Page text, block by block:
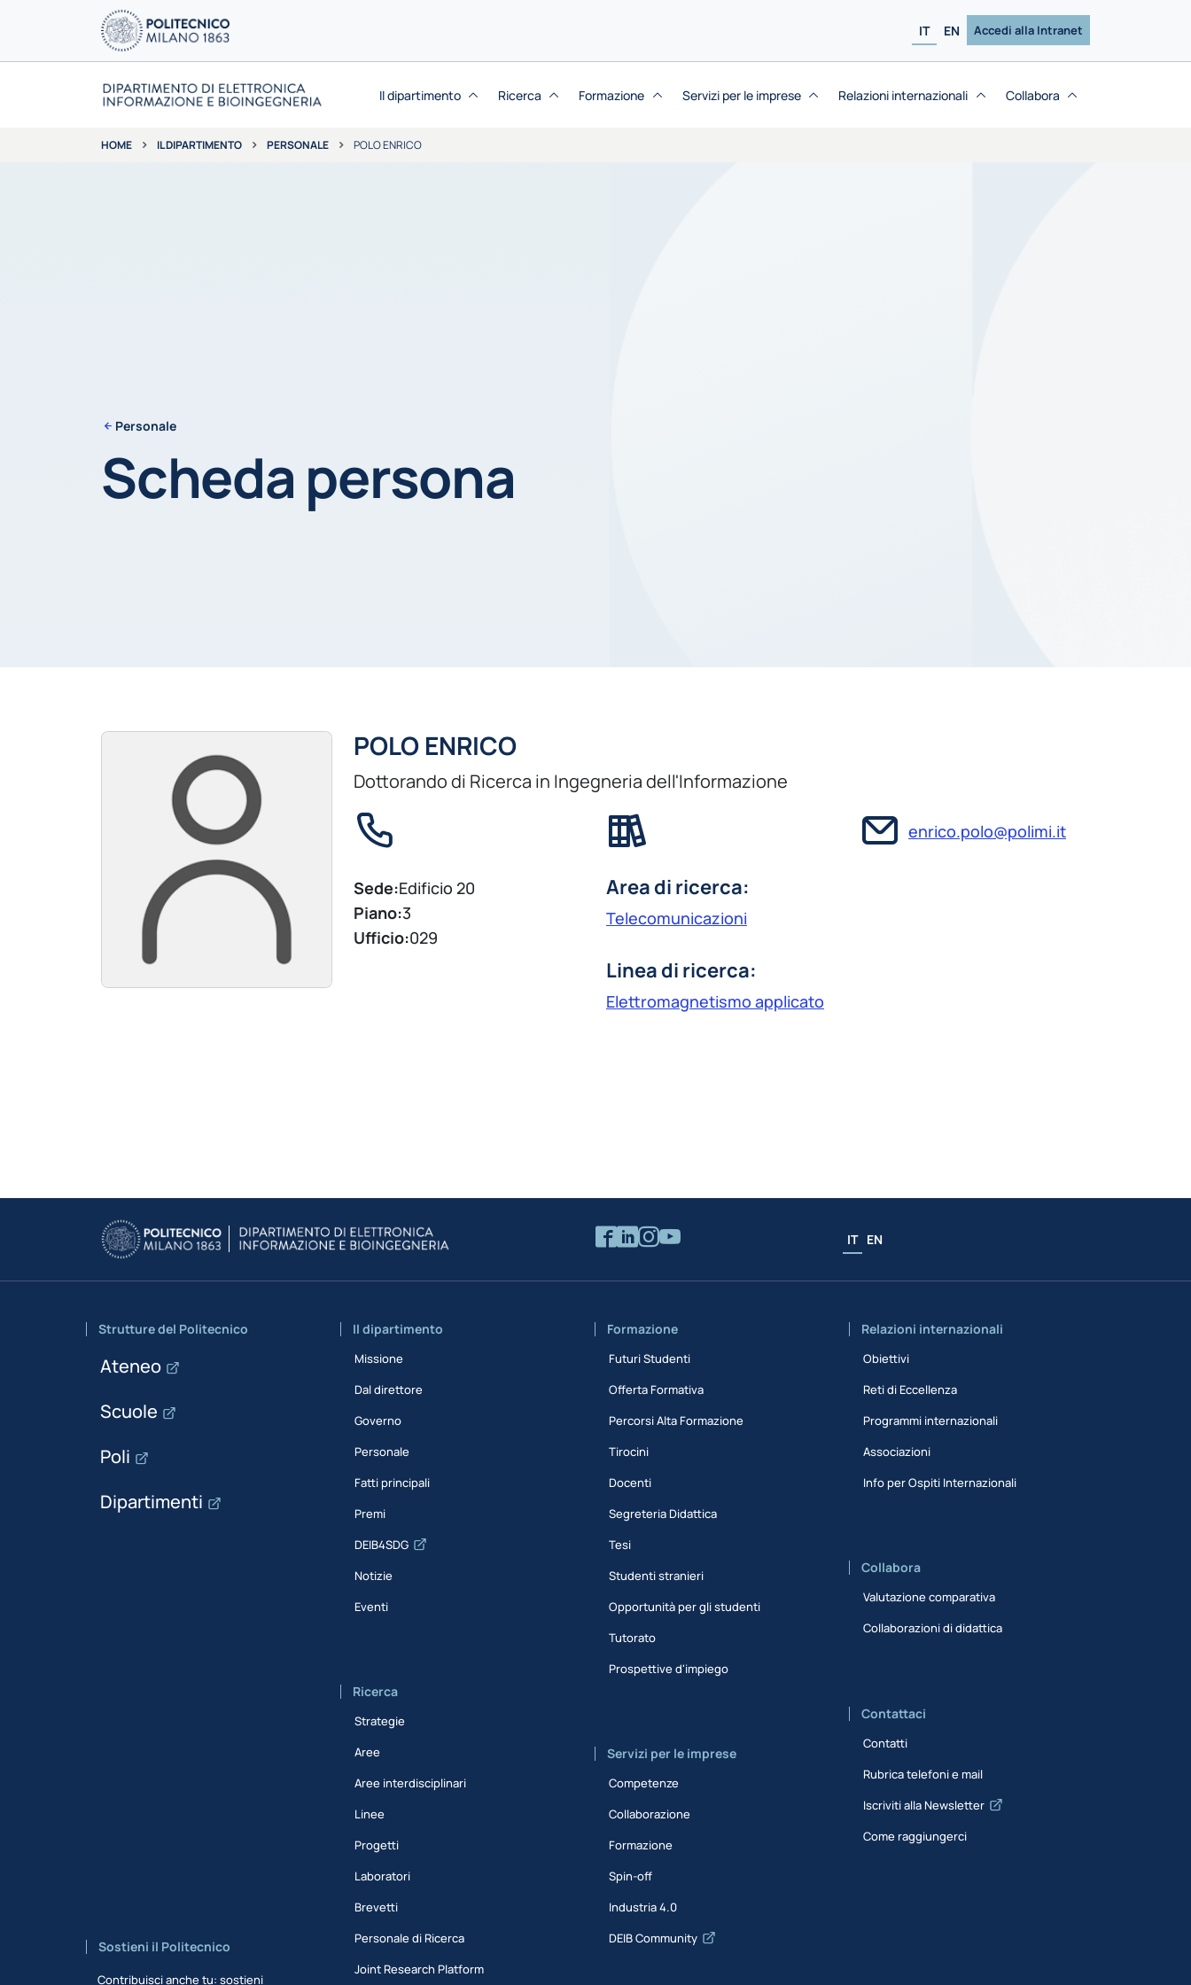
IT EN Accedi alla Intranet
Il dipartimento Ricerca Formazione Servizi per le imprese Relazioni internazionali Collabora
HOME IL DIPARTIMENTO PERSONALE POLO ENRICO
Personale
Scheda persona
POLO ENRICO
Dottorando di Ricerca in Ingegneria dell'Informazione
Sede:Edificio 20
Piano:3
Ufficio:029
Area di ricerca:
Telecomunicazioni
Linea di ricerca:
Elettromagnetismo applicato
enrico.polo@polimi.it
IT EN
Strutture del Politecnico
Ateneo
Scuole
Poli
Dipartimenti
Sostieni il Politecnico
Contribuisci anche tu: sostieni
Il dipartimento
Missione
Dal direttore
Governo
Personale
Fatti principali
Premi
DEIB4SDG
Notizie
Eventi
Ricerca
Strategie
Aree
Aree interdisciplinari
Linee
Progetti
Laboratori
Brevetti
Personale di Ricerca
Joint Research Platform
Formazione
Futuri Studenti
Offerta Formativa
Percorsi Alta Formazione
Tirocini
Docenti
Segreteria Didattica
Tesi
Studenti stranieri
Opportunità per gli studenti
Tutorato
Prospettive d'impiego
Servizi per le imprese
Competenze
Collaborazione
Formazione
Spin-off
Industria 4.0
DEIB Community
Relazioni internazionali
Obiettivi
Reti di Eccellenza
Programmi internazionali
Associazioni
Info per Ospiti Internazionali
Collabora
Valutazione comparativa
Collaborazioni di didattica
Contattaci
Contatti
Rubrica telefoni e mail
Iscriviti alla Newsletter
Come raggiungerci